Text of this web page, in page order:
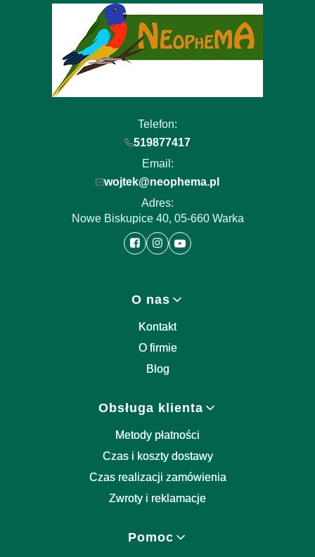
Telefon:
519877417
Email:
wojtek@neophema.pl
Adres:
Nowe Biskupice 40, 05-660 Warka
O nas
Kontakt
O firmie
Blog
Obsługa klienta
Metody płatności
Czas i koszty dostawy
Czas realizacji zamówienia
Zwroty i reklamacje
Pomoc